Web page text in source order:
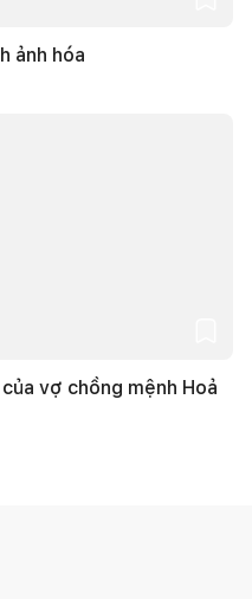
ảnh hóa
vợ chồng mệnh Hoả